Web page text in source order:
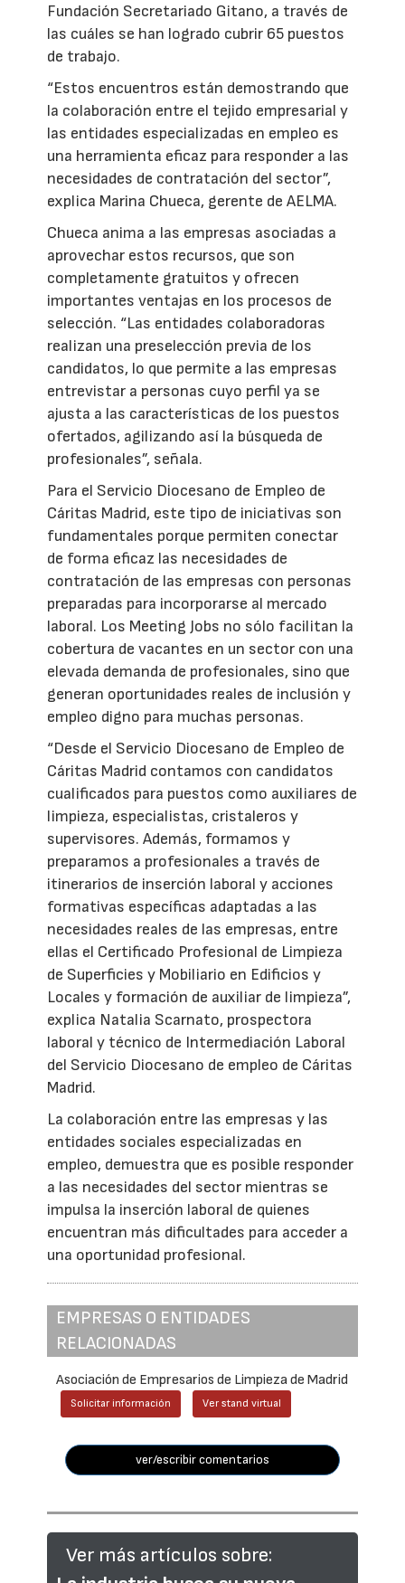
Fundación Secretariado Gitano, a través de
las cuáles se han logrado cubrir 65 puestos
de trabajo.
“Estos encuentros están demostrando que
la colaboración entre el tejido empresarial y
las entidades especializadas en empleo es
una herramienta eficaz para responder a las
necesidades de contratación del sector”,
explica Marina Chueca, gerente de AELMA.
Chueca anima a las empresas asociadas a
aprovechar estos recursos, que son
completamente gratuitos y ofrecen
importantes ventajas en los procesos de
selección. “Las entidades colaboradoras
realizan una preselección previa de los
candidatos, lo que permite a las empresas
entrevistar a personas cuyo perfil ya se
ajusta a las características de los puestos
ofertados, agilizando así la búsqueda de
profesionales”, señala.
Para el Servicio Diocesano de Empleo de
Cáritas Madrid, este tipo de iniciativas son
fundamentales porque permiten conectar
de forma eficaz las necesidades de
contratación de las empresas con personas
preparadas para incorporarse al mercado
laboral. Los Meeting Jobs no sólo facilitan la
cobertura de vacantes en un sector con una
elevada demanda de profesionales, sino que
generan oportunidades reales de inclusión y
empleo digno para muchas personas.
“Desde el Servicio Diocesano de Empleo de
Cáritas Madrid contamos con candidatos
cualificados para puestos como auxiliares de
limpieza, especialistas, cristaleros y
supervisores. Además, formamos y
preparamos a profesionales a través de
itinerarios de inserción laboral y acciones
formativas específicas adaptadas a las
necesidades reales de las empresas, entre
ellas el Certificado Profesional de Limpieza
de Superficies y Mobiliario en Edificios y
Locales y formación de auxiliar de limpieza”,
explica Natalia Scarnato, prospectora
laboral y técnico de Intermediación Laboral
del Servicio Diocesano de empleo de Cáritas
Madrid.
La colaboración entre las empresas y las
entidades sociales especializadas en
empleo, demuestra que es posible responder
a las necesidades del sector mientras se
impulsa la inserción laboral de quienes
encuentran más dificultades para acceder a
una oportunidad profesional.
EMPRESAS O ENTIDADES
RELACIONADAS
Asociación de Empresarios de Limpieza de Madrid
Solicitar información Ver stand virtual
ver/escribir comentarios
Ver más artículos sobre: